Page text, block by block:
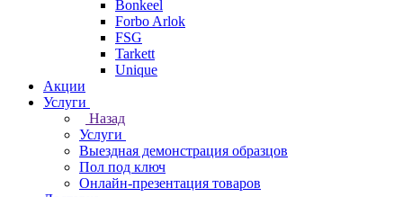
Bonkeel
Forbo Arlok
FSG
Tarkett
Unique
Акции
Услуги
Назад
Услуги
Выездная демонстрация образцов
Пол под ключ
Онлайн-презентация товаров